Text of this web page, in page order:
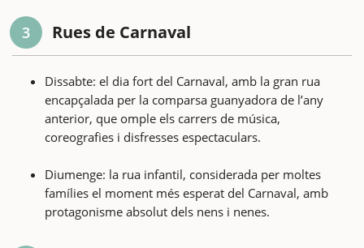
3 Rues de Carnaval
Dissabte: el dia fort del Carnaval, amb la gran rua
encapçalada per la comparsa guanyadora de l’any
anterior, que omple els carrers de música,
coreografies i disfresses espectaculars.
Diumenge: la rua infantil, considerada per moltes
famílies el moment més esperat del Carnaval, amb
protagonisme absolut dels nens i nenes.